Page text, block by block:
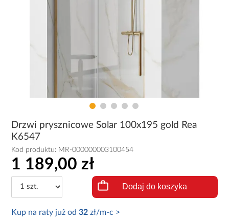
Drzwi prysznicowe Solar 100x195 gold Rea
K6547
Kod produktu: MR-000000003100454
1 189,00 zł
Dodaj do koszyka
Kup na raty już od32 zł/m-c >